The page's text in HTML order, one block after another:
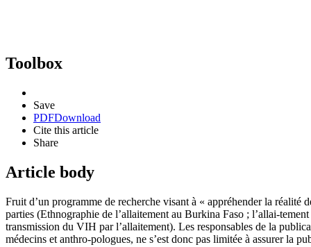
Toolbox
Save
PDFDownload
Cite this article
Share
Article body
Fruit d’un programme de recherche visant à « appréhender la
parties (Ethnographie de l’allaitement au Burkina Faso ; l’allai-
transmission du VIH par l’allaitement). Les responsables de la
médecins et anthro-pologues, ne s’est donc pas limitée à assurer la